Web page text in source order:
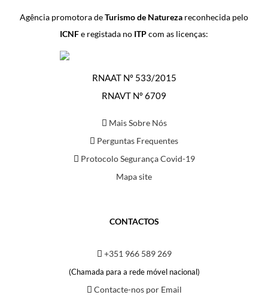
Agência promotora deTurismo de Natureza reconhecida pelo
ICNFe registada no ITPcom as licenças:
RNAAT Nº 533/2015
RNAVT Nº 6709
Mais Sobre Nós
Perguntas Frequentes
Protocolo Segurança Covid-19
Mapa site
CONTACTOS
+351 966 589 269
(Chamada para a rede móvel nacional)
Contacte-nos por Email